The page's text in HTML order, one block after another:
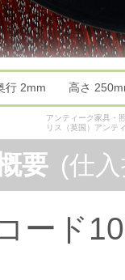
行 2mm 高さ
アンティーク家具・
リス（英国）アンテ
要 (仕
ード